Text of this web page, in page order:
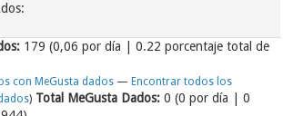
179 (0,06 por día | 0.22 porcentaje total de
con MeGusta dados — Encontrar todos los
) Total MeGusta Dados: 0 (0 por día | 0